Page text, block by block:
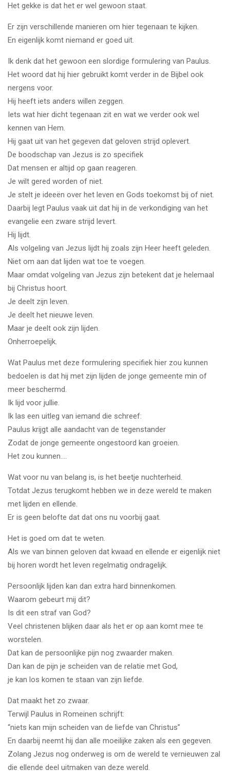
Het gekke is dat het er wel gewoon staat.
Er zijn verschillende manieren om hier tegenaan te kijken.
En eigenlijk komt niemand er goed uit.
Ik denk dat het gewoon een slordige formulering van Paulus.
Het woord dat hij hier gebruikt komt verder in de Bijbel ook
nergens voor.
Hij heeft iets anders willen zeggen.
Iets wat hier dicht tegenaan zit en wat we verder ook wel
kennen van Hem.
Hij gaat uit van het gegeven dat geloven strijd oplevert.
De boodschap van Jezus is zo specifiek
Dat mensen er altijd op gaan reageren.
Je wilt gered worden of niet.
Je stelt je ideeën over het leven en Gods toekomst bij of niet.
Daarbij legt Paulus vaak uit dat hij in de verkondiging van het
evangelie een zware strijd levert.
Hij lijdt.
Als volgeling van Jezus lijdt hij zoals zijn Heer heeft geleden.
Niet om aan dat lijden wat toe te voegen.
Maar omdat volgeling van Jezus zijn betekent dat je helemaal
bij Christus hoort.
Je deelt zijn leven.
Je deelt het nieuwe leven.
Maar je deelt ook zijn lijden.
Onherroepelijk.
Wat Paulus met deze formulering specifiek hier zou kunnen
bedoelen is dat hij met zijn lijden de jonge gemeente min of
meer beschermd.
Ik lijd voor jullie.
Ik las een uitleg van iemand die schreef:
Paulus krijgt alle aandacht van de tegenstander
Zodat de jonge gemeente ongestoord kan groeien.
Het zou kunnen….
Wat voor nu van belang is, is het beetje nuchterheid.
Totdat Jezus terugkomt hebben we in deze wereld te maken
met lijden en ellende.
Er is geen belofte dat dat ons nu voorbij gaat.
Het is goed om dat te weten.
Als we van binnen geloven dat kwaad en ellende er eigenlijk niet
bij horen wordt het leven regelmatig ondragelijk.
Persoonlijk lijden kan dan extra hard binnenkomen.
Waarom gebeurt mij dit?
Is dit een straf van God?
Veel christenen blijken daar als het er op aan komt mee te
worstelen.
Dat kan de persoonlijke pijn nog zwaarder maken.
Dan kan de pijn je scheiden van de relatie met God,
je kan los komen te staan van zijn liefde.
Dat maakt het zo zwaar.
Terwijl Paulus in Romeinen schrijft:
“niets kan mijn scheiden van de liefde van Christus”
En daarbij neemt hij dan alle moeilijke zaken als een gegeven.
Zolang Jezus nog onderweg is om de wereld te vernieuwen zal
die ellende deel uitmaken van deze wereld.